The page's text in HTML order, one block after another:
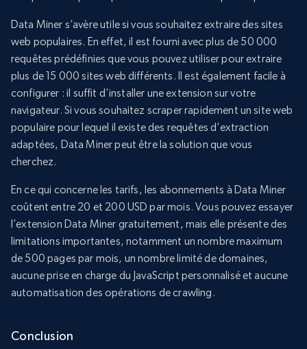
Data Miner s’avère utile si vous souhaitez extraire des sites
web populaires. En effet, il est fourni avec plus de 50 000
requêtes prédéfinies que vous pouvez utiliser pour extraire
plus de 15 000 sites web différents. Il est également facile à
configurer : il suffit d’installer une extension sur votre
navigateur. Si vous souhaitez scraper rapidement un site web
populaire pour lequel il existe des requêtes d’extraction
adaptées, Data Miner peut être la solution que vous
cherchez.
En ce qui concerne les tarifs, les abonnements à Data Miner
coûtent entre 20 et 200 USD par mois. Vous pouvez essayer
l’extension Data Miner gratuitement, mais elle présente des
limitations importantes, notamment un nombre maximum
de 500 pages par mois, un nombre limité de domaines,
aucune prise en charge du JavaScript personnalisé et aucune
automatisation des opérations de crawling.
Conclusion